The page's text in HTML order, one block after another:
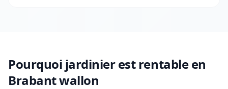
Pourquoi jardinier est rentable en
Brabant wallon